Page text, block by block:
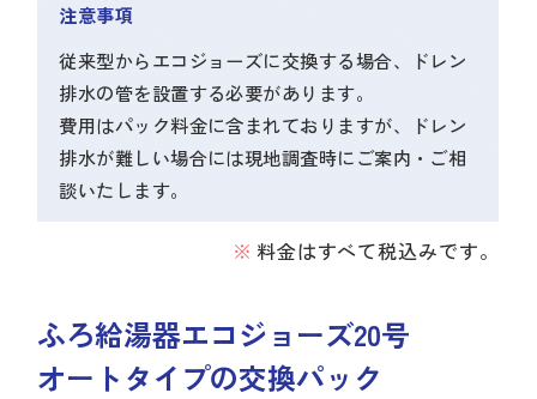
注意事項
従来型からエコジョーズに交換する場合、ドレン
排水の管を設置する必要があります。
費用はパック料金に含まれておりますが、ドレン
排水が難しい場合には現地調査時にご案内・ご相
談いたします。
料金はすべて税込みです。
ふろ給湯器エコジョーズ20号
オートタイプの交換パック